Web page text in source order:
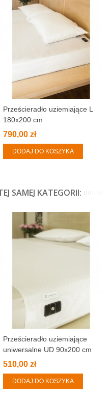
Prześcieradło uziemiające L
180x200 cm
790,00 zł
DODAJ DO KOSZYKA
SAMEJ KATEGORII:
Prześcieradło uziemiające
uniwersalne UD 90x200 cm
(90x290 cm)
510,00 zł
DODAJ DO KOSZYKA